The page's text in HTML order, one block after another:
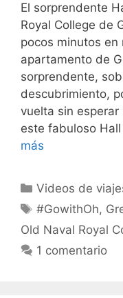
El sorprendente
Royal College de
pocos minutos
apartamento de
sorprendente,
descubrimiento,
vuelta sin
este fabuloso
más
Categorías
Videos de
Etiquetas
#GowithOh,
Old Naval Royal
1 comentario